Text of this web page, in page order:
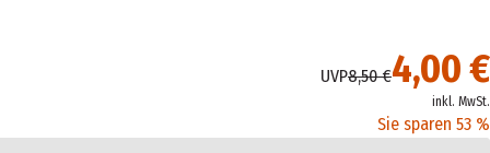
4,00 €
UVP8,50 €
inkl. MwSt.
Sie sparen 53 %